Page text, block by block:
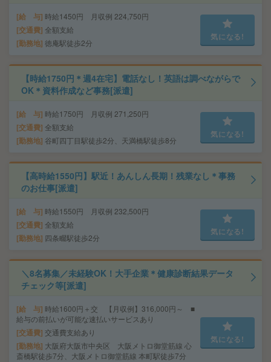
給 与 時給1450円 月収例 224,750円
交通費 全額支給
勤務地 徳庵駅徒歩2分
気になる!
【時給1750円＊週4在宅】電話なし！英語は調べながらで
OK＊資料作成など事務[派遣]
給 与 時給1750円 月収例 271,250円
交通費 全額支給
勤務地 谷町四丁目駅徒歩2分、天満橋駅徒歩8分
気になる!
【高時給1550円】駅近！あんしん長期！残業なし＊事務
のお仕事[派遣]
給 与 時給1550円 月収例 232,500円
交通費 全額支給
勤務地 四条畷駅徒歩2分
気になる!
＼8名募集／未経験OK！大手企業＊健康診断結果データ
チェック等[派遣]
給 与 時給1600円＋交 【月収例】316,000円～ ■
給与の前払いが可能な速払いサービスあり
交通費 交通費支給あり
勤務地 大阪府大阪市中央区 大阪メトロ御堂筋線 心
斎橋駅徒歩7分、大阪メトロ御堂筋線 本町駅徒歩7分
気になる!